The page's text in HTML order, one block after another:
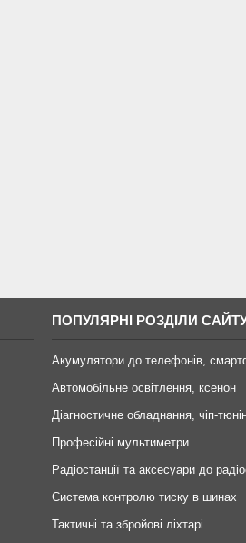
ПОПУЛЯРНІ РОЗДІЛИ
Акумулятори до телефонів,
Автомобільне освітлення, ксенон
Діагностичне обладнання, чіп-
Професійні мультиметри
Радіостанції та аксесуари до
Система контролю тиску в шинах
Тактичні та збройові ліхтарі